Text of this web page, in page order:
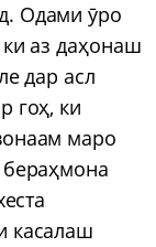
Одами ӯро
аз даҳонаш
дар асл
гоҳ, ки
маро
касалаш